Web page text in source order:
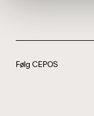
Følg CEPOS